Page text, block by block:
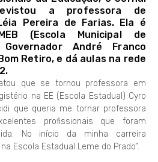
a professora de
Pereira de Farias. Ela é
(Escola Municipal de
André Franco
Retiro, e dá aulas na rede
que se tornou professora em
na EE (Escola Estadual) Cyro
que queria me tornar professora
profissionais que foram
No início da minha carreira
Escola Estadual Leme do Prado”.